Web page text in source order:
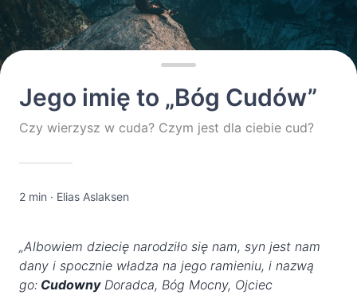
Jego imię to „Bóg Cudów”
Czy wierzysz w cuda? Czym jest dla ciebie cud?
2 min · Elias Aslaksen
„Albowiem dziecię narodziło się nam, syn jest nam
dany i spocznie władza na jego ramieniu, i nazwą
go: CudownyDoradca, Bóg Mocny, Ojciec